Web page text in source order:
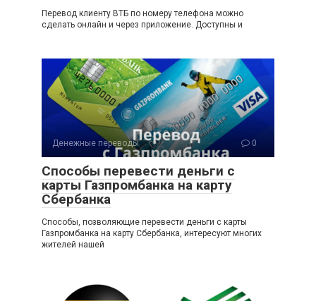
Перевод клиенту ВТБ по номеру телефона можно
сделать онлайн и через приложение. Доступны и
Денежные переводы 0
Способы перевести деньги с
карты Газпромбанка на карту
Сбербанка
Способы, позволяющие перевести деньги с карты
Газпромбанка на карту Сбербанка, интересуют многих
жителей нашей